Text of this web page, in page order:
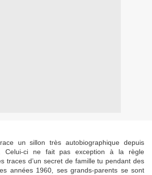
un sillon très autobiographique depuis
Celui-ci ne fait pas exception à la règle
traces d’un secret de famille tu pendant des
années 1960, ses grands-parents se sont